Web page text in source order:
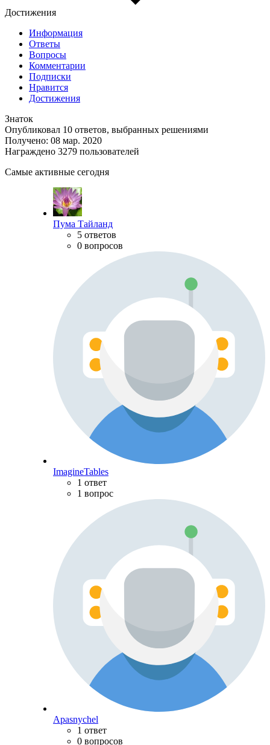
Достижения
Информация
Ответы
Вопросы
Комментарии
Подписки
Нравится
Достижения
Знаток
Опубликовал 10 ответов, выбранных решениями
Получено: 08 мар. 2020
Награждено 3279 пользователей
Самые активные сегодня
Пума Тайланд
5 ответов
0 вопросов
ImagineTables
1 ответ
1 вопрос
Apasnychel
1 ответ
0 вопросов